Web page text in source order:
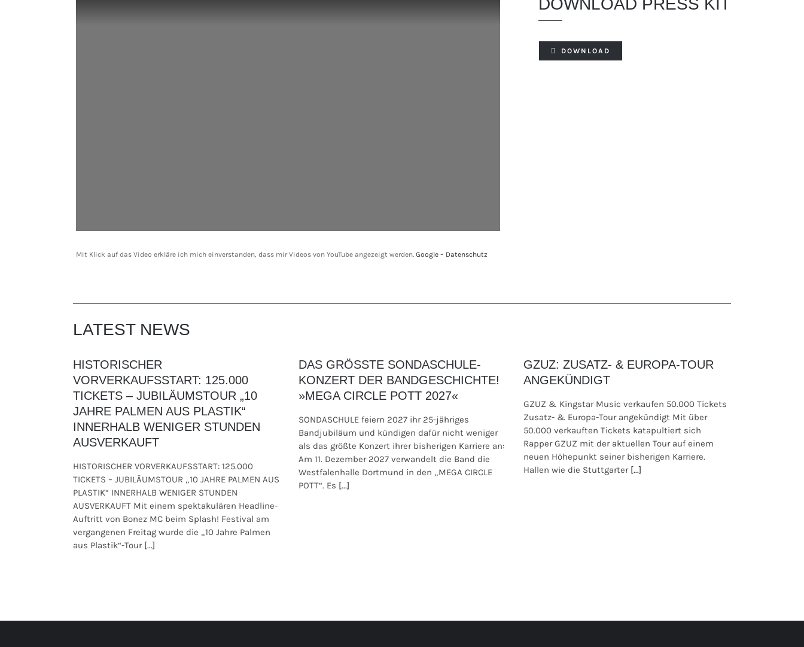
Mit Klick auf das Video erkläre ich mich einverstanden, dass mir Videos von YouTube angezeigt werden. Google – Datenschutz
DOWNLOAD PRESS KIT
DOWNLOAD
LATEST NEWS
HISTORISCHER
VORVERKAUFSSTART: 125.000
TICKETS – JUBILÄUMSTOUR „10
JAHRE PALMEN AUS PLASTIK“
INNERHALB WENIGER STUNDEN
AUSVERKAUFT
HISTORISCHER VORVERKAUFSSTART: 125.000
TICKETS – JUBILÄUMSTOUR „10 JAHRE PALMEN AUS
PLASTIK“ INNERHALB WENIGER STUNDEN
AUSVERKAUFT Mit einem spektakulären Headline-
Auftritt von Bonez MC beim Splash! Festival am
vergangenen Freitag wurde die „10 Jahre Palmen
aus Plastik“-Tour[...]
DAS GRÖSSTE SONDASCHULE-
KONZERT DER BANDGESCHICHTE!
»MEGA CIRCLE POTT 2027«
SONDASCHULE feiern 2027 ihr 25-jähriges
Bandjubiläum und kündigen dafür nicht weniger
als das größte Konzert ihrer bisherigen Karriere an:
Am 11. Dezember 2027 verwandelt die Band die
Westfalenhalle Dortmund in den „MEGA CIRCLE
POTT“. Es [...]
GZUZ: ZUSATZ- & EUROPA-TOUR
ANGEKÜNDIGT
GZUZ & Kingstar Music verkaufen 50.000 Tickets
Zusatz- & Europa-Tour angekündigt Mit über
50.000 verkauften Tickets katapultiert sich
Rapper GZUZ mit der aktuellen Tour auf einem
neuen Höhepunkt seiner bisherigen Karriere.
Hallen wie die Stuttgarter[...]